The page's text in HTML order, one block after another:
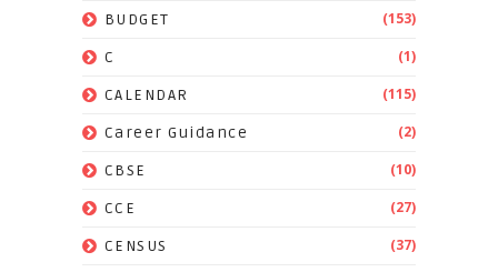
BUDGET (153)
C (1)
CALENDAR (115)
Career Guidance (2)
CBSE (10)
CCE (27)
CENSUS (37)